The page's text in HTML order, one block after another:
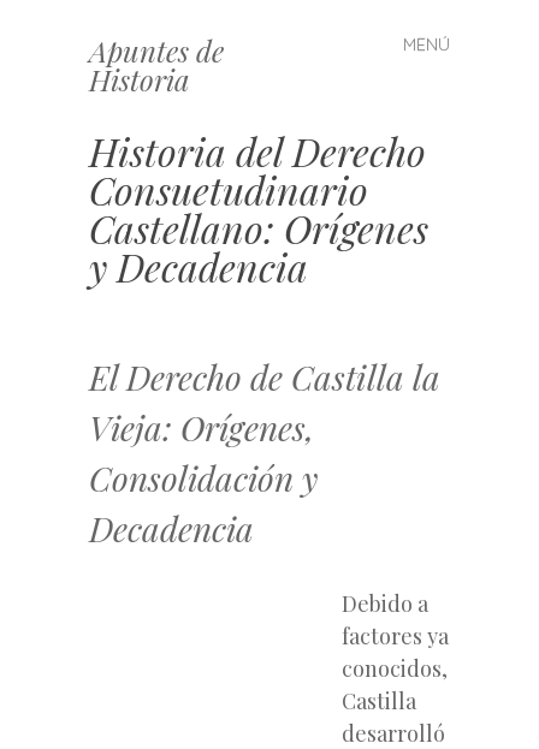
Apuntes de
Historia
MENÚ
Saltar
al
Historia del Derecho
Consuetudinario
Castellano: Orígenes
y Decadencia
El Derecho de Castilla la
Vieja: Orígenes,
Consolidación y
Decadencia
Debido a
factores ya
conocidos,
Castilla
desarrolló